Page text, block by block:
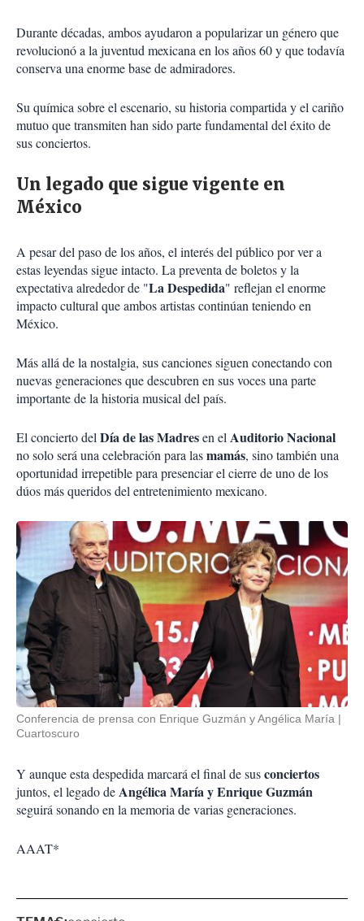
Durante décadas, ambos ayudaron a popularizar un género que
revolucionó a la juventud mexicana en los años 60 y que todavía
conserva una enorme base de admiradores.
Su química sobre el escenario, su historia compartida y el cariño
mutuo que transmiten han sido parte fundamental del éxito de
sus conciertos.
Un legado que sigue vigente en
México
A pesar del paso de los años, el interés del público por ver a
estas leyendas sigue intacto. La preventa de boletos y la
expectativa alrededor de "La Despedida" reflejan el enorme
impacto cultural que ambos artistas continúan teniendo en
México.
Más allá de la nostalgia, sus canciones siguen conectando con
nuevas generaciones que descubren en sus voces una parte
importante de la historia musical del país.
El concierto delDía de las Madresen elAuditorio Nacional
no solo será una celebración para lasmamás, sino también una
oportunidad irrepetible para presenciar el cierre de uno de los
dúos más queridos del entretenimiento mexicano.
Conferencia de prensa con Enrique Guzmán y Angélica María
Cuartoscuro
Y aunque esta despedida marcará el final de susconciertos
juntos, el legado deAngélica MaríayEnrique Guzmán
seguirá sonando en la memoria de varias generaciones.
AAAT*